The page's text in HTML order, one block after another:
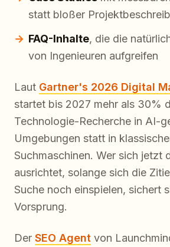
statt bloßer
FAQ-Inhalte, die die
von Ingenieuren aufgreifen
Laut Gartner's 2026 Digital
startet bis 2027 mehr als 30%
Technologie-Recherche in AI-
Umgebungen statt in
Suchmaschinen. Wer sich jetzt
ausrichtet, solange sich die
Suche noch einspielen, sichert
Vorsprung.
Der SEO Agent von